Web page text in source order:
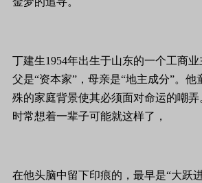
丁建生1954年出生于山东的一个工商
父是“资本家”，母亲是“地主成分”。
殊的家庭背景使其必须面对命运的嘲弄
时常想着一辈子可能就这样了，
在他头脑中留下印痕的，最早是“大跃